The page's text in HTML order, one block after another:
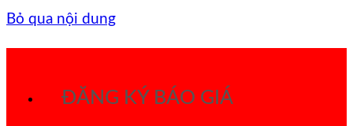
Bỏ qua nội dung
ĐĂNG KÝ BÁO GIÁ